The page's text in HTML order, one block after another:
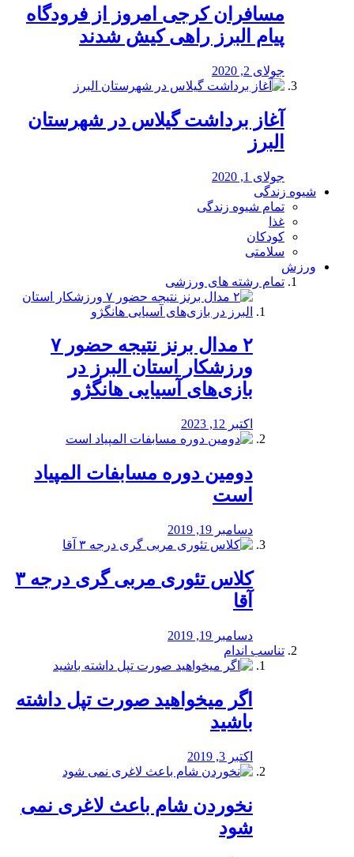
مسافران کرجی امروز از فرودگاه
پیام البرز راهی کیش شدند
جولای 2, 2020
آغاز برداشت گیلاس در شهرستان
البرز
جولای 1, 2020
شیوه زندگی
تمام شیوه زندگی
غذا
کودکان
سلامتی
ورزش
تمام رشته های ورزشی
۲ مدال برنز نتیجه حضور ۷
ورزشکار استان البرز در
بازی‌های آسیایی هانگژو
اکتبر 12, 2023
دومین دوره مسابفات المپیاد
است
دسامبر 19, 2019
کلاس تئوری مربی گری درجه ۳
آقا
دسامبر 19, 2019
تناسب اندام
اگر میخواهید صورت تپل داشته
باشید
اکتبر 3, 2019
نخوردن شام باعث لاغری نمی
‌شود